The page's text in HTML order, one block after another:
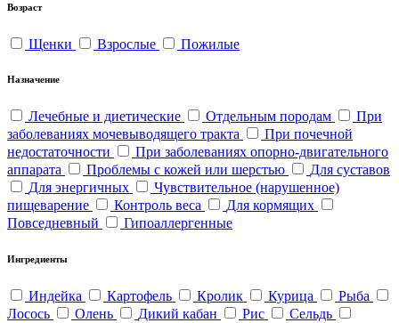
Возраст
Щенки Взрослые Пожилые
Назначение
Лечебные и диетические Отдельным породам
При
заболеваниях мочевыводящего тракта
При почечной
недостаточности
При заболеваниях опорно-двигательного
аппарата
Проблемы с кожей или шерстью
Для суставов
Для энергичных
Чувствительное (нарушенное)
пищеварение
Контроль веса
Для кормящих
Повседневный
Гипоаллергенные
Ингредиенты
Индейка Картофель Кролик Курица
Рыба
Лосось
Олень Дикий кабан Рис
Сельдь